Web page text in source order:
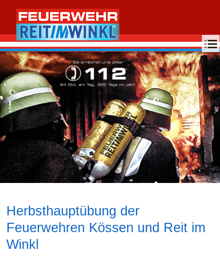
MENU
Herbsthauptübung der
Feuerwehren Kössen und Reit im
Winkl